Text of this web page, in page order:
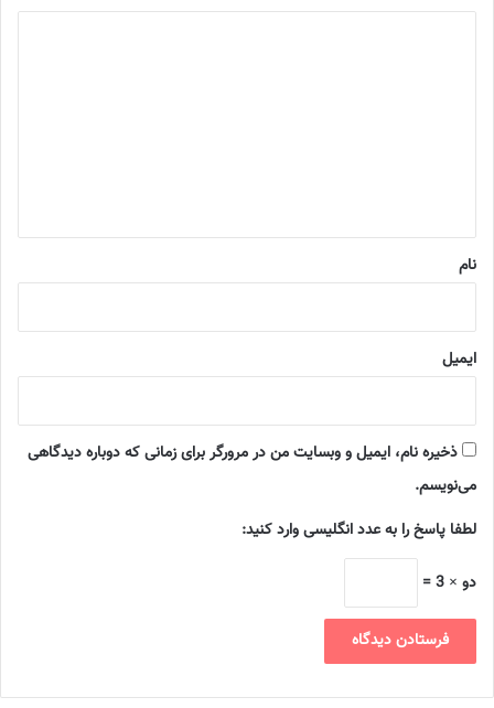
نام
ایمیل
ذخیره نام، ایمیل و وبسایت من در مرورگر برای زمانی که دوباره دیدگاهی
می‌نویسم.
لطفا پاسخ را به عدد انگلیسی وارد کنید:
دو × 3 =